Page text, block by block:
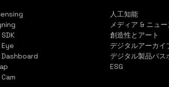
人工知能
メディア & ニュー
創造性とアート
デジタルアーカイ
デジタル製品パス
ESG